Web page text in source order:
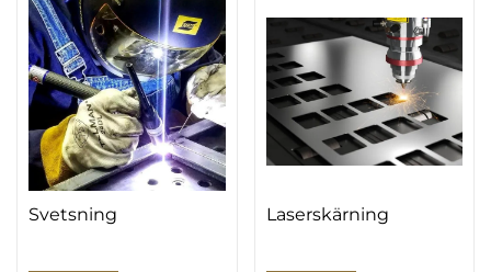
Svetsning Laserskärning